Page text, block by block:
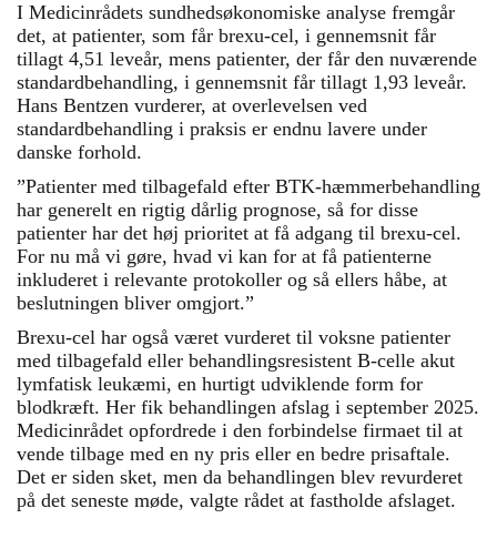
I Medicinrådets sundhedsøkonomiske analyse fremgår
det, at patienter, som får brexu-cel, i gennemsnit får
tillagt 4,51 leveår, mens patienter, der får den nuværende
standardbehandling, i gennemsnit får tillagt 1,93 leveår.
Hans Bentzen vurderer, at overlevelsen ved
standardbehandling i praksis er endnu lavere under
danske forhold.
”Patienter med tilbagefald efter BTK-hæmmerbehandling
har generelt en rigtig dårlig prognose, så for disse
patienter har det høj prioritet at få adgang til brexu-cel.
For nu må vi gøre, hvad vi kan for at få patienterne
inkluderet i relevante protokoller og så ellers håbe, at
beslutningen bliver omgjort.”
Brexu-cel har også været vurderet til voksne patienter
med tilbagefald eller behandlingsresistent B-celle akut
lymfatisk leukæmi, en hurtigt udviklende form for
blodkræft. Her fik behandlingen afslag i september 2025.
Medicinrådet opfordrede i den forbindelse firmaet til at
vende tilbage med en ny pris eller en bedre prisaftale.
Det er siden sket, men da behandlingen blev revurderet
på det seneste møde, valgte rådet at fastholde afslaget.